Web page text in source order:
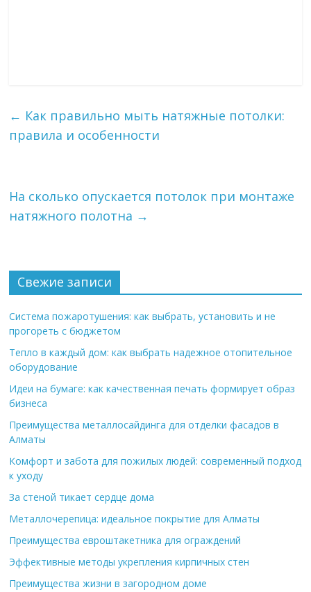
← Как правильно мыть натяжные потолки:
правила и особенности
На сколько опускается потолок при монтаже
натяжного полотна →
Свежие записи
Система пожаротушения: как выбрать, установить и не
прогореть с бюджетом
Тепло в каждый дом: как выбрать надежное отопительное
оборудование
Идеи на бумаге: как качественная печать формирует образ
бизнеса
Преимущества металлосайдинга для отделки фасадов в
Алматы
Комфорт и забота для пожилых людей: современный подход
к уходу
За стеной тикает сердце дома
Металлочерепица: идеальное покрытие для Алматы
Преимущества евроштакетника для ограждений
Эффективные методы укрепления кирпичных стен
Преимущества жизни в загородном доме